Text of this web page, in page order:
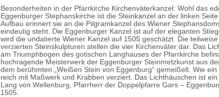
Besonderheiten in der Pfarrkirche Kirchenväterkanzel: Wohl das
Eggenburger Stephanskirche ist die Steinkanzel an der linken
Aufbau erinnert sie an die Pilgramkanzel des Wiener
eindeutig steht. Die Eggenburger Kanzel ist auf der eleganten
wird die undatierte Wiener Kanzel auf 1505 geschätzt. Die
verzierten Steinskulpturen stellen die vier Kirchenväter dar. Das
am Triumphbogen des gotischen Langhauses der Pfarrkirche
hochragende Meisterwerk der Eggenburger Steinmetzkunst aus
dem berühmten „Weißen Stein von Eggenburg“ gemeißelt. Wie
reich mit Maßwerk und Krabben verziert. Das Lichthäuschen ist
Lang von Wellenburg, Pfarrherr der Doppelpfarre Gars –
1505.